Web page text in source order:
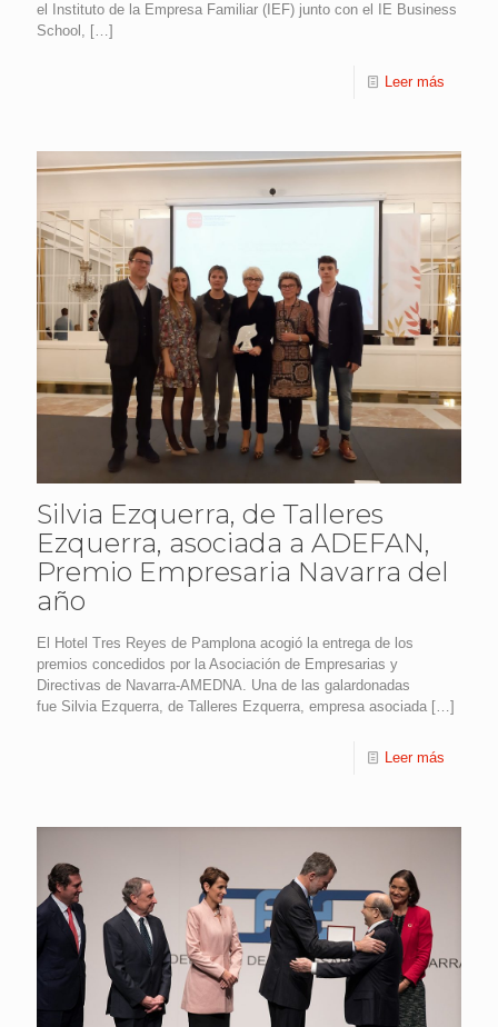
el Instituto de la Empresa Familiar (IEF) junto con el IE Business
School, […]
Leer más
Silvia Ezquerra, de Talleres
Ezquerra, asociada a ADEFAN,
Premio Empresaria Navarra del
año
El Hotel Tres Reyes de Pamplona acogió la entrega de los
premios concedidos por la Asociación de Empresarias y
Directivas de Navarra-AMEDNA. Una de las galardonadas
fue Silvia Ezquerra, de Talleres Ezquerra, empresa asociada […]
Leer más